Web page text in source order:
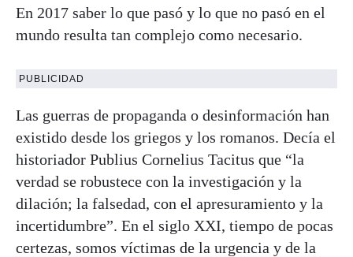
En 2017 saber lo que pasó y lo que no pasó en el
mundo resulta tan complejo como necesario.
PUBLICIDAD
Las guerras de propaganda o desinformación han
existido desde los griegos y los romanos. Decía el
historiador Publius Cornelius Tacitus que “la
verdad se robustece con la investigación y la
dilación; la falsedad, con el apresuramiento y la
incertidumbre”. En el siglo XXI, tiempo de pocas
certezas, somos víctimas de la urgencia y de la